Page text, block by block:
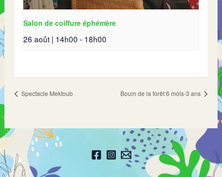
Salon de coiffure éphémère
26 août | 14h00 - 18h00
Spectacle Mektoub Boum de la forêt 6 mois-3 ans